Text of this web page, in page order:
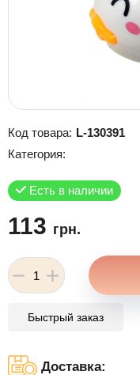
Код товара: L-130391
Категория:
Есть в наличии
113 грн.
Быстрый заказ
Доставка: